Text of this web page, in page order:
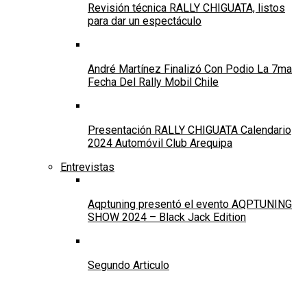
Revisión técnica RALLY CHIGUATA, listos
para dar un espectáculo
André Martínez Finalizó Con Podio La 7ma
Fecha Del Rally Mobil Chile
Presentación RALLY CHIGUATA Calendario
2024 Automóvil Club Arequipa
Entrevistas
Aqptuning presentó el evento AQPTUNING
SHOW 2024 – Black Jack Edition
Segundo Articulo